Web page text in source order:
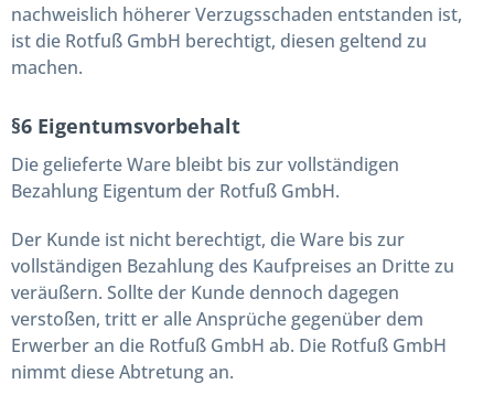
nachweislich höherer Verzugsschaden entstanden ist,
ist die Rotfuß GmbH berechtigt, diesen geltend zu
machen.
§6 Eigentumsvorbehalt
Die gelieferte Ware bleibt bis zur vollständigen
Bezahlung Eigentum der Rotfuß GmbH.
Der Kunde ist nicht berechtigt, die Ware bis zur
vollständigen Bezahlung des Kaufpreises an Dritte zu
veräußern. Sollte der Kunde dennoch dagegen
verstoßen, tritt er alle Ansprüche gegenüber dem
Erwerber an die Rotfuß GmbH ab. Die Rotfuß GmbH
nimmt diese Abtretung an.